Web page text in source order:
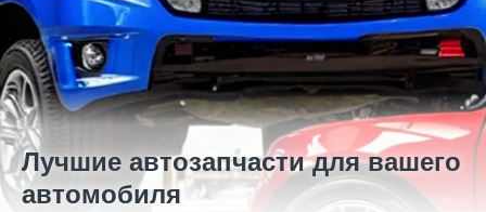
Лучшие автозапчасти для вашего
автомобиля